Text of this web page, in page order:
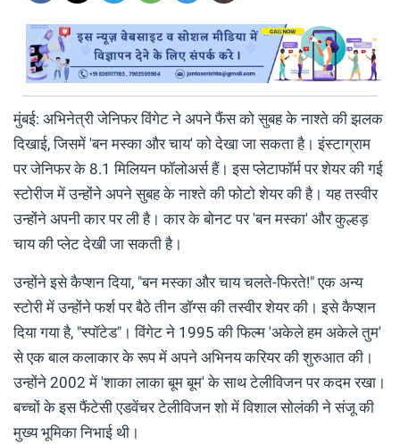
मुंबई: अभिनेत्री जेनिफर विंगेट ने अपने फैंस को सुबह के नाश्‍ते की झलक
दिखाई, जिसमें 'बन मस्का और चाय' को देखा जा सकता है। इंस्टाग्राम
पर जेनिफर के 8.1 मिलियन फॉलोअर्स हैं। इस प्‍लेटाफॉर्म पर शेयर की गई
स्टोरीज में उन्‍होंने अपने सुबह के नाश्‍ते की फोटो शेयर की है। यह तस्‍वीर
उन्‍होंने अपनी कार पर ली है। कार के बोनट पर 'बन मस्का' और कुल्हड़
चाय की प्लेट देखी जा सकती है।
उन्होंने इसे कैप्शन दिया, "बन मस्का और चाय चलते-फिरते!" एक अन्य
स्टोरी में उन्होंने फर्श पर बैठे तीन डॉग्स की तस्वीर शेयर की। इसे कैप्शन
दिया गया है, "स्पॉटेड"। विंगेट ने 1995 की फिल्म 'अकेले हम अकेले तुम'
से एक बाल कलाकार के रूप में अपने अभिनय करियर की शुरुआत की।
उन्होंने 2002 में 'शाका लाका बूम बूम' के साथ टेलीविजन पर कदम रखा।
बच्चों के इस फैंटेसी एडवेंचर टेलीविजन शो में विशाल सोलंकी ने संजू की
मुख्य भूमिका निभाई थी।